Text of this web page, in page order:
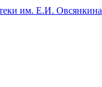
им. Е.И. Овсянкина